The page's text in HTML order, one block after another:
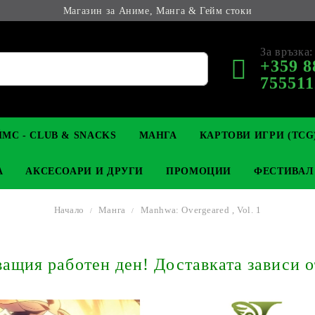
Магазин за Аниме, Манга & Гейм стоки
За връзка:
+359
КОЛЕКЦИОНЕРСКИ
YU-GI-OH! TCG
- CLUB & SNACKS МАНГА
LIGHT NOVEL
КАРТОВИ ИГРИ
MAGIC: THE GATHERING
АНИМЕ ФИГУРКИ
АКСЕСОАРИ И ДРУГИ
КЛЮЧОДЪРЖАТЕЛИ
ПРОМОЦИИ
Начало Манга Manhwa: Overgeared , Vol. 1
работен ден! Доставката зависи